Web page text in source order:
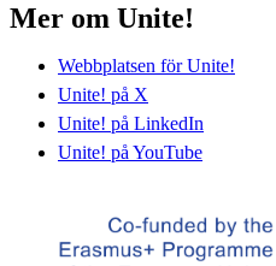
Mer om Unite!
Webbplatsen för Unite!
Unite! på X
Unite! på LinkedIn
Unite! på YouTube